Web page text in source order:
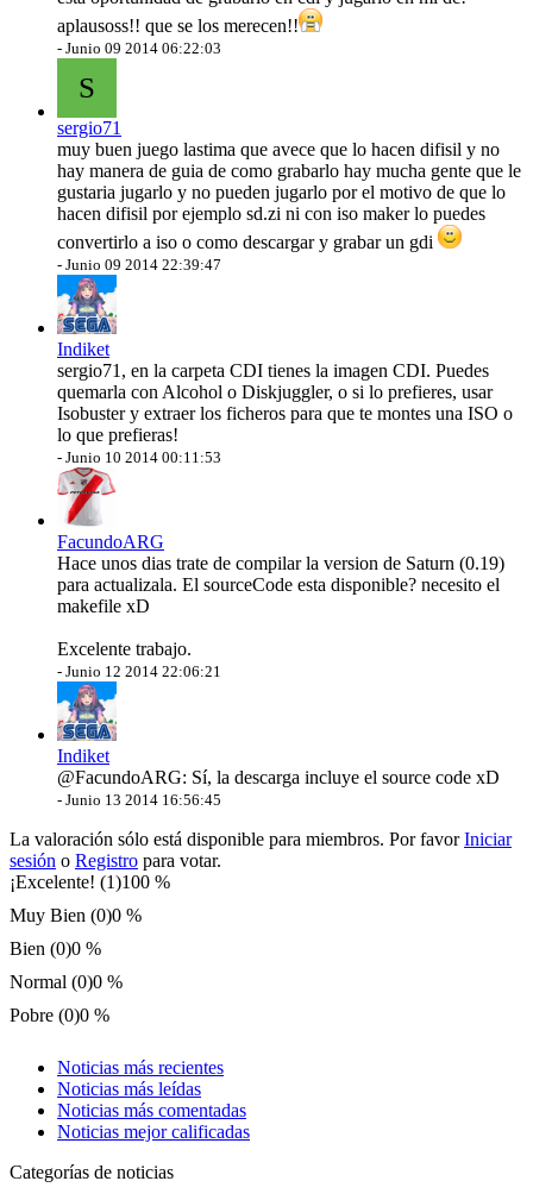
aplausoss!! que se los merecen!!
- Junio 09 2014 06:22:03
S
sergio71
muy buen juego lastima que avece que lo hacen difisil y no
hay manera de guia de como grabarlo hay mucha gente que le
gustaria jugarlo y no pueden jugarlo por el motivo de que lo
hacen difisil por ejemplo sd.zi ni con iso maker lo puedes
convertirlo a iso o como descargar y grabar un gdi
- Junio 09 2014 22:39:47
Indiket
sergio71, en la carpeta CDI tienes la imagen CDI. Puedes
quemarla con Alcohol o Diskjuggler, o si lo prefieres, usar
Isobuster y extraer los ficheros para que te montes una ISO o
lo que prefieras!
- Junio 10 2014 00:11:53
FacundoARG
Hace unos dias trate de compilar la version de Saturn (0.19)
para actualizala. El sourceCode esta disponible? necesito el
makefile xD
Excelente trabajo.
- Junio 12 2014 22:06:21
Indiket
@FacundoARG: Sí, la descarga incluye el source code xD
- Junio 13 2014 16:56:45
La valoración sólo está disponible para miembros. Por favorIniciar
sesión o Registro para votar.
¡Excelente! (1)100 %
Muy Bien (0)0 %
Bien (0)0 %
Normal (0)0 %
Pobre (0)0 %
Noticias más recientes
Noticias más leídas
Noticias más comentadas
Noticias mejor calificadas
Categorías de noticias